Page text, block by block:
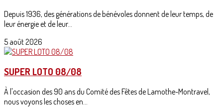
Depuis 1936, des générations de bénévoles donnent de leur temps, de
leur énergie et de leur...
5 août 2026
SUPER LOTO 08/08
À l'occasion des 90 ans du Comité des Fêtes de Lamothe-Montravel,
nous voyons les choses en...